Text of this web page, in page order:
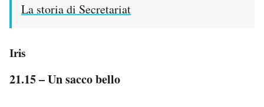
La storia di Secretariat
Iris
21.15 – Un sacco bello